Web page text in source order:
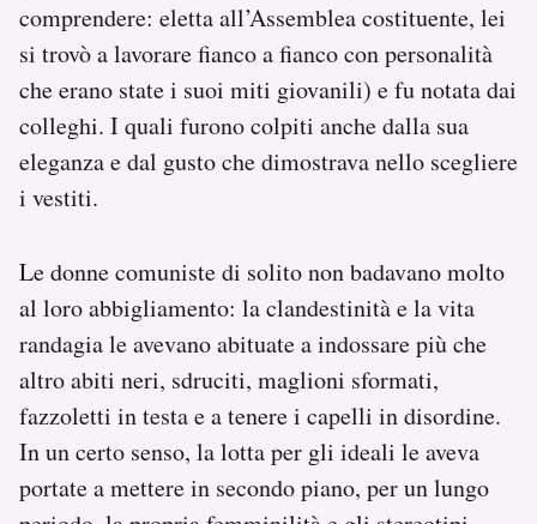
comprendere: eletta all’Assemblea costituente, lei
si trovò a lavorare fianco a fianco con personalità
che erano state i suoi miti giovanili) e fu notata dai
colleghi. I quali furono colpiti anche dalla sua
eleganza e dal gusto che dimostrava nello scegliere
i vestiti.
Le donne comuniste di solito non badavano molto
al loro abbigliamento: la clandestinità e la vita
randagia le avevano abituate a indossare più che
altro abiti neri, sdruciti, maglioni sformati,
fazzoletti in testa e a tenere i capelli in disordine.
In un certo senso, la lotta per gli ideali le aveva
portate a mettere in secondo piano, per un lungo